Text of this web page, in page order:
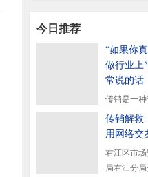
今日推荐
“如果你
做行业上
常说的话
传销是一
人多了往往会给社会带来严...
传销解救
用网络交
右江区市
局右江分